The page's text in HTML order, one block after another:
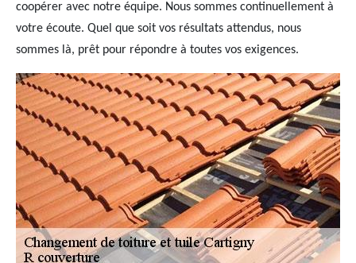
coopérer avec notre équipe. Nous sommes continuellement à
votre écoute. Quel que soit vos résultats attendus, nous
sommes là, prêt pour répondre à toutes vos exigences.